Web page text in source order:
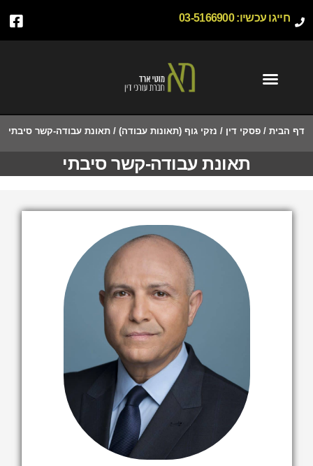
חייגו עכשיו:03-5166900
דף הבית / פסקי דין / נזקי גוף (תאונות עבודה) / תאונת עבודה-קשר סיבתי
תאונת עבודה-קשר סיבתי